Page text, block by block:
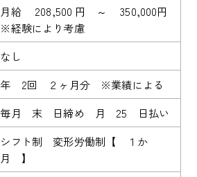
月給 208,500 円 ～ 350,000円
※経験により考慮
なし
年 2回 ２ヶ月分 ※業績による
毎月 末 日締め 月 25 日払い
シフト制 変形労働制【 １か
月 】